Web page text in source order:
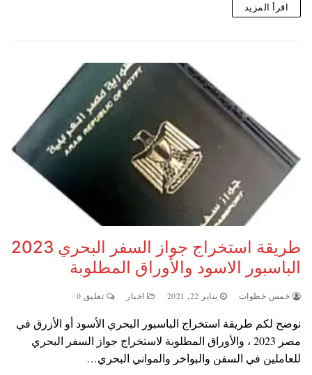
اقرأ المزيد
طريقة استخراج جواز السفر البحري 2023
الباسبور الاسود والأوراق المطلوبة
خمس خطوات يناير 22, 2021 اخبار تعليق 0
نوضح لكم طريقة استخراج الباسبور البحري الأسود أو الأزرق في
مصر 2023 ، والأوراق المطلوبة لاستخراج جواز السفر البحري
للعاملين في السفن والبواخر والمواني البحري…